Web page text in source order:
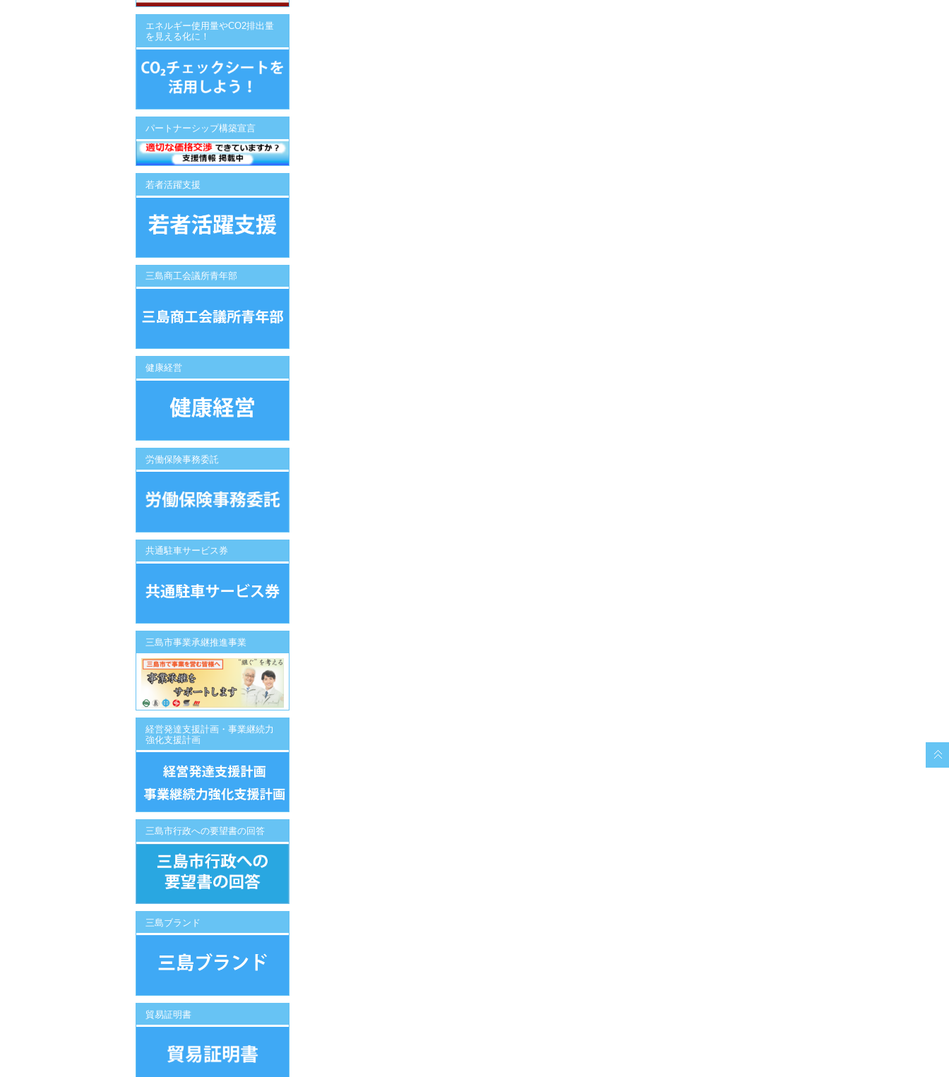
エネルギー使用量やCO2排出量
を見える化に！
パートナーシップ構築宣言
若者活躍支援
三島商工会議所青年部
健康経営
労働保険事務委託
共通駐車サービス券
三島市事業承継推進事業
経営発達支援計画・事業継続力
強化支援計画
三島市行政への要望書の回答
三島ブランド
貿易証明書